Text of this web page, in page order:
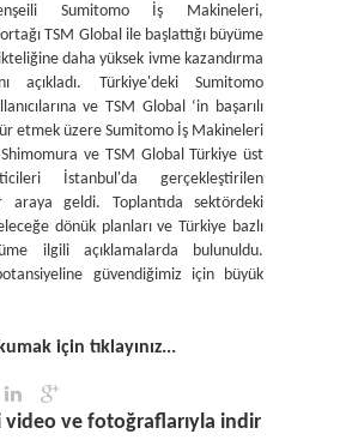
Sumitomo İş Makineleri,
TSM Global ile başlattığı büyüme
daha yüksek ivme kazandırma
açıkladı. Türkiye'deki Sumitomo
ve TSM Global ‘in başarılı
etmek üzere Sumitomo İş Makineleri
Shimomura ve TSM Global Türkiye üst
İstanbul'da gerçekleştirilen
araya geldi. Toplantıda sektördeki
dönük planları ve Türkiye bazlı
ilgili açıklamalarda bulunuldu.
güvendiğimiz için büyük
için tıklayınız...
video ve fotoğraflarıyla indir